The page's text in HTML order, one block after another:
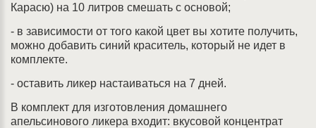
Карасю) на 10 литров смешать с основой;
- в зависимости от того какой цвет вы хотите получить,
можно добавить синий краситель, который не идет в
комплекте.
- оставить ликер настаиваться на 7 дней.
В комплект для изготовления домашнего
апельсинового ликера входит: вкусовой концентрат